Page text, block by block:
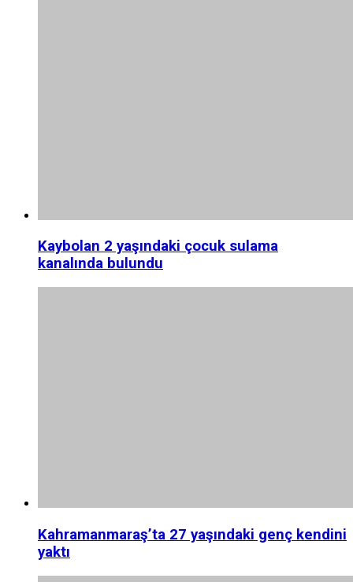
Kaybolan 2 yaşındaki çocuk sulama
kanalında bulundu
Kahramanmaraş’ta 27 yaşındaki genç kendini
yaktı